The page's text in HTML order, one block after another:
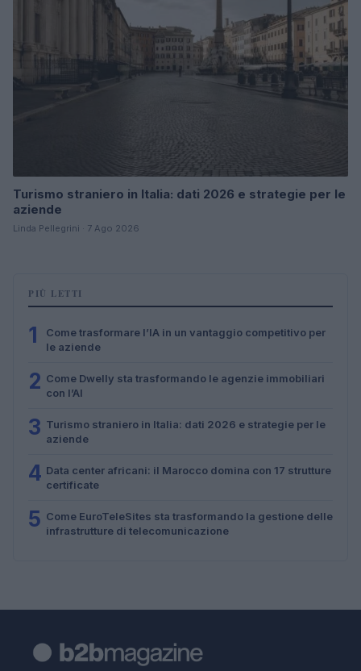
Turismo straniero in Italia: dati 2026 e strategie per le
aziende
Linda Pellegrini · 7 Ago 2026
PIÙ LETTI
1
Come trasformare l’IA in un vantaggio competitivo per
le aziende
2 Come Dwelly sta trasformando le agenzie immobiliari
con l’AI
3 Turismo straniero in Italia: dati 2026 e strategie per le
aziende
4 Data center africani: il Marocco domina con 17 strutture
certificate
5 Come EuroTeleSites sta trasformando la gestione delle
infrastrutture di telecomunicazione